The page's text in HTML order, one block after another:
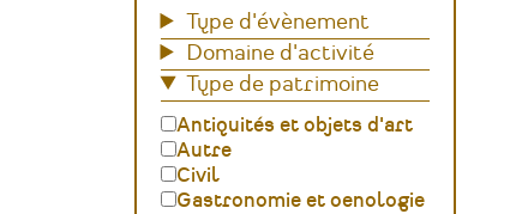
Type d'évènement
Domaine d'activité
Type de patrimoine
Antiquités et objets d'art
Autre
Civil
Gastronomie et oenologie